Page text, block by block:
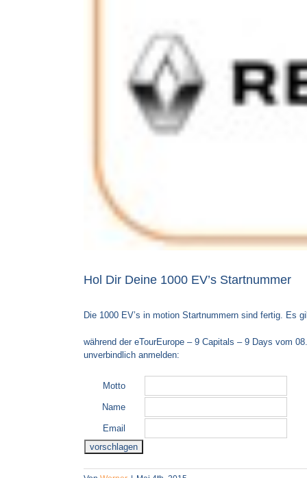
Hol Dir Deine 1000 EV’s Startnummer
Die 1000 EV’s in motion Startnummern sind fertig. Es
während der eTourEurope – 9 Capitals – 9 Days vom
unverbindlich anmelden:
Motto
Name
Email